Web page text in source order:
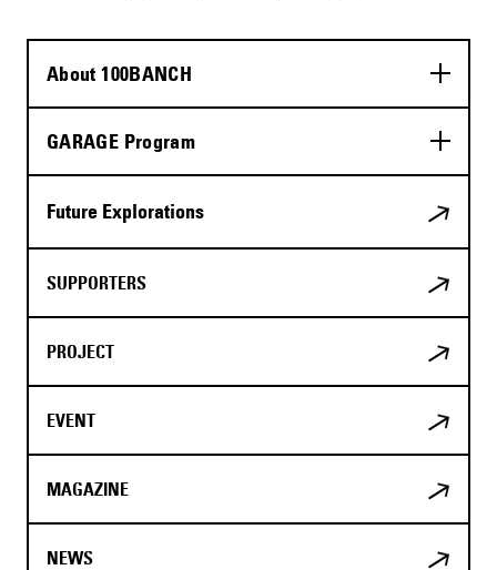
About 100BANCH
GARAGE Program
Future Explorations
SUPPORTERS
PROJECT
EVENT
MAGAZINE
NEWS